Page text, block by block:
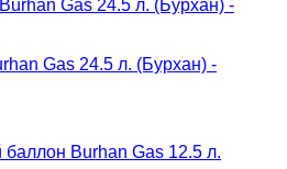
Gas 24.5 л. (Бурхан) -